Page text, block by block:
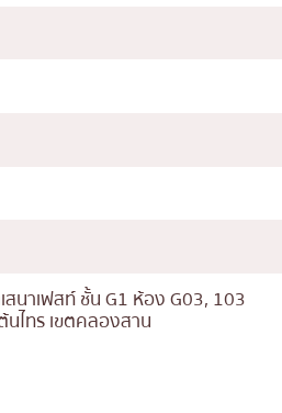
นาเฟสท์ ชั้น G1 ห้อง G03, 103
ไทร เขตคลองสาน